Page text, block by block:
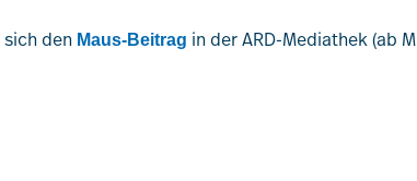
sich den Maus-Beitrag in der ARD-Mediathek (ab